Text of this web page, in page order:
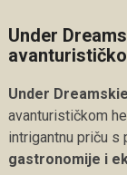
Under
Under
avanturističkom
intrigantnu priču s
gastronomije i